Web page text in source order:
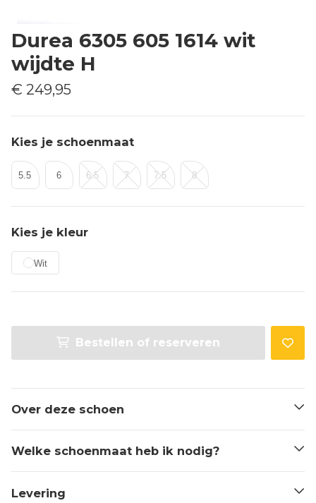
Durea 6305 605 1614 wit
wijdte H
€ 249,95
Kies je schoenmaat
5.5 6 6.5 7 7.5 8
Kies je kleur
Wit
Bestellen of reserveren
Over deze schoen
Welke schoenmaat heb ik nodig?
Levering